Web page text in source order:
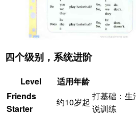
四个级别，系统进阶
Level 适用年龄
Friends
Starter
约10岁起
打基础：生
说训练